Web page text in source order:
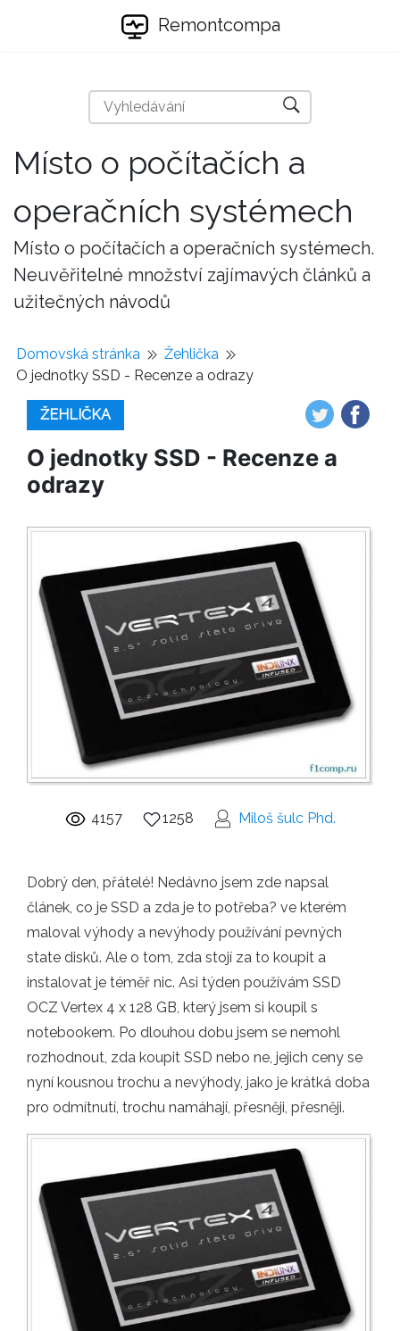
Remontcompa
Místo o počítačích a
operačních systémech
Místo o počítačích a operačních systémech.
Neuvěřitelné množství zajímavých článků a
užitečných návodů
Domovská stránka
Žehlička
O jednotky SSD - Recenze a odrazy
ŽEHLIČKA
O jednotky SSD - Recenze a
odrazy
4157 1258 Miloš šulc Phd.
Dobrý den, přátelé! Nedávno jsem zde napsal
článek, co je SSD a zda je to potřeba? ve kterém
maloval výhody a nevýhody používání pevných
state disků. Ale o tom, zda stojí za to koupit a
instalovat je téměř nic. Asi týden používám SSD
OCZ Vertex 4 x 128 GB, který jsem si koupil s
notebookem. Po dlouhou dobu jsem se nemohl
rozhodnout, zda koupit SSD nebo ne, jejich ceny se
nyní kousnou trochu a nevýhody, jako je krátká doba
pro odmítnutí, trochu namáhají, přesněji, přesněji.